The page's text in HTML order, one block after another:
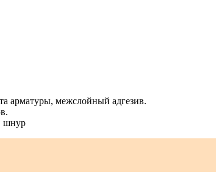
арматуры, межслойный адгезив.
шнур